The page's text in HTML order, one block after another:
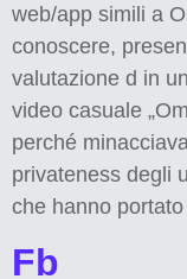
web/app simili a
conoscere,
valutazione d in
video casuale
perché
privateness degli
che hanno
Fb